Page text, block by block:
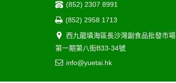
(852) 2307 8991
(852) 2958 1713
西九龍填海區長沙灣副食品批發市場
第一期第八街B33-34號
info@yuetai.hk